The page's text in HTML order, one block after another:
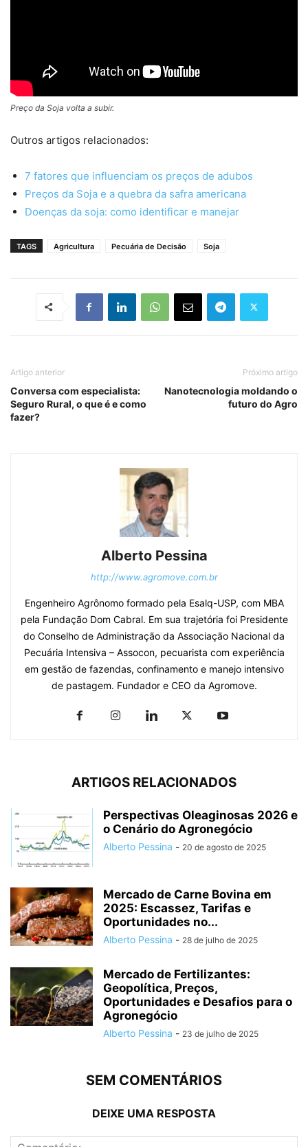
Preço da Soja volta a subir.
Outros artigos relacionados:
7 fatores que influenciam os preços de adubos
Preços da Soja e a quebra da safra americana
Doenças da soja: como identificar e manejar
TAGS Agricultura Pecuária de Decisão Soja
Artigo anterior
Conversa com especialista:
Seguro Rural, o que é e como
fazer?
Próximo artigo
Nanotecnologia moldando o
futuro do Agro
Alberto Pessina
http://www.agromove.com.br
Engenheiro Agrônomo formado pela Esalq-USP, com MBA
pela Fundação Dom Cabral. Em sua trajetória foi Presidente
do Conselho de Administração da Associação Nacional da
Pecuária Intensiva – Assocon, pecuarista com experiência
em gestão de fazendas, confinamento e manejo intensivo
de pastagem. Fundador e CEO da Agromove.
ARTIGOS RELACIONADOS
Perspectivas Oleaginosas 2026 e
o Cenário do Agronegócio
Alberto Pessina - 20 de agosto de 2025
Mercado de Carne Bovina em
2025: Escassez, Tarifas e
Oportunidades no...
Alberto Pessina - 28 de julho de 2025
Mercado de Fertilizantes:
Geopolítica, Preços,
Oportunidades e Desafios para o
Agronegócio
Alberto Pessina - 23 de julho de 2025
SEM COMENTÁRIOS
DEIXE UMA RESPOSTA